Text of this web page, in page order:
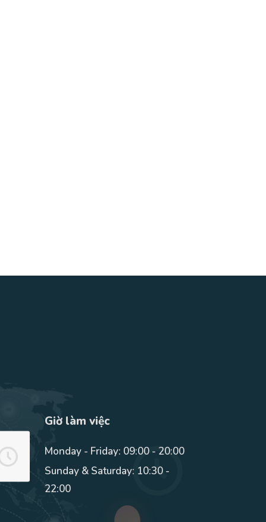
Giờ làm việc
Monday - Friday: 09:00 - 20:00
Sunday & Saturday: 10:30 -
22:00